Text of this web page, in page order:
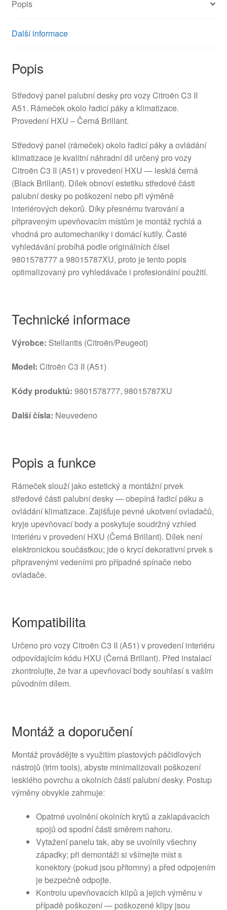
množství
Popis
Další informace
Popis
Středový panel palubní desky pro vozy Citroën C3 II
A51. Rámeček okolo řadicí páky a klimatizace.
Provedení HXU – Černá Brillant.
Středový panel (rámeček) okolo řadicí páky a ovládání
klimatizace je kvalitní náhradní díl určený pro vozy
Citroën C3 II (A51) v provedení HXU — lesklá černá
(Black Brillant). Dílek obnoví estetiku středové části
palubní desky po poškození nebo při výměně
interiérových dekorů. Díky přesnému tvarování a
připraveným upevňovacím místům je montáž rychlá a
vhodná pro automechaniky i domácí kutily. Časté
vyhledávání probíhá podle originálních čísel
9801578777 a 98015787XU, proto je tento popis
optimalizovaný pro vyhledávače i profesionální použití.
Technické informace
Výrobce: Stellantis (Citroën/Peugeot)
Model: Citroën C3 II (A51)
Kódy produktů: 9801578777, 98015787XU
Další čísla: Neuvedeno
Popis a funkce
Rámeček slouží jako estetický a montážní prvek
středové části palubní desky — obepíná řadicí páku a
ovládání klimatizace. Zajišťuje pevné ukotvení ovladačů,
kryje upevňovací body a poskytuje soudržný vzhled
interiéru v provedení HXU (Černá Brillant). Dílek není
elektronickou součástkou; jde o krycí dekorativní prvek s
připravenými vedeními pro případné spínače nebo
ovladače.
Kompatibilita
Určeno pro vozy Citroën C3 II (A51) v provedení interiéru
odpovídajícím kódu HXU (Černá Brillant). Před instalací
zkontrolujte, že tvar a upevňovací body souhlasí s vaším
původním dílem.
Montáž a doporučení
Montáž provádějte s využitím plastových páčidlových
nástrojů (trim tools), abyste minimalizovali poškození
lesklého povrchu a okolních částí palubní desky. Postup
výměny obvykle zahrnuje:
Opatrné uvolnění okolních krytů a zaklapávacích
spojů od spodní části směrem nahoru.
Vytažení panelu tak, aby se uvolnily všechny
západky; při demontáži si všímejte míst s
konektory (pokud jsou přítomny) a před odpojením
je bezpečně odpojte.
Kontrolu upevňovacích klipů a jejich výměnu v
případě poškození — poškozené klipy jsou